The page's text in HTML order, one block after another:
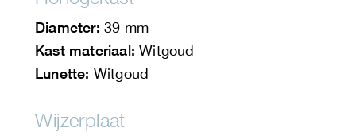
Diameter: 39 mm
Kast materiaal: Witgoud
Lunette: Witgoud
Wijzerplaat